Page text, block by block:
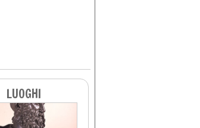
LUOGHI